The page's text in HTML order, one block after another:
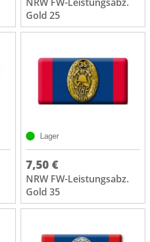
Gold 25
Lager
7,50 €
NRW FW-Leistungsabz.
Gold 35